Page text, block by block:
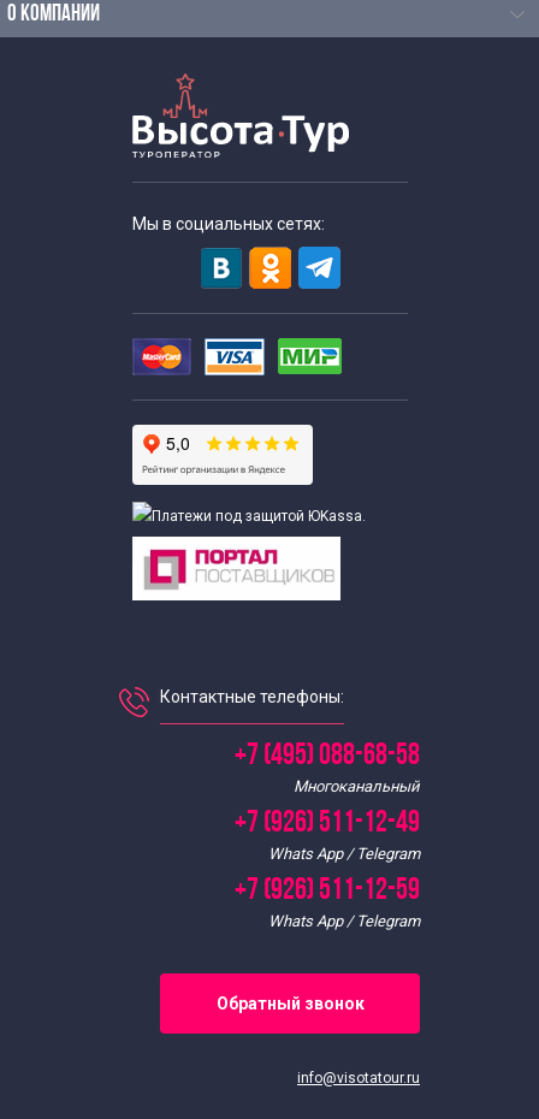
Экскурсии для школьников
Экскурсии для школьников 8 класса
О КОМПАНИИ
Мы в социальных сетях:
Контактные телефоны:
+7 (495) 088-68-58
Многоканальный
+7 (926) 511-12-49
Whats App / Telegram
+7 (926) 511-12-59
Whats App / Telegram
Обратный звонок
info@visotatour.ru